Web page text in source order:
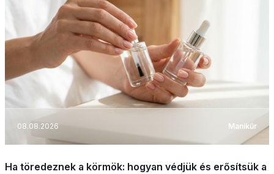
08.08.2026 Manikűr
Ha töredeznek a körmök: hogyan védjük és erősítsük a